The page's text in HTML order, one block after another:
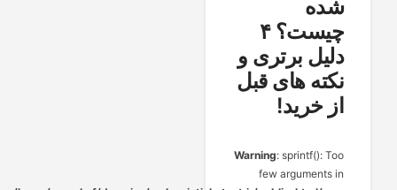
شده
چیست؟ ۴
دلیل برتری و
نکته های قبل
از خرید!
Warning: sprintf(): Too
few arguments in